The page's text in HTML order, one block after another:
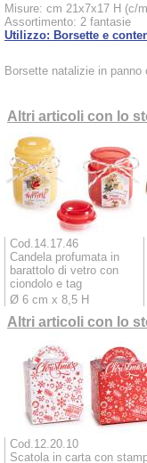
Misure: cm 21x7x17 H (c/
Assortimento: 2 fantasie
Utilizzo: Borsette e
Borsette natalizie in
Altri articoli con lo
Cod.14.17.46
Candela profumata in
barattolo di vetro con
ciondolo e tag
Ø 6 cm x 8,5 H
Altri articoli con lo
Cod.12.20.10
Scatola in carta con